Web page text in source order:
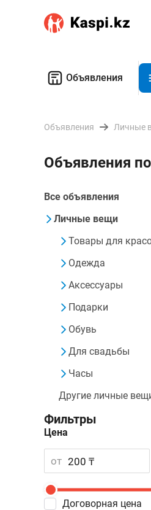
Объявления
Объявления Личные
Объявления
Все объявления
Личные вещи
Товары для
Одежда
Аксессуары
Подарки
Обувь
Для свадьбы
Часы
Другие личные
Фильтры
Цена
от
Договорная цена